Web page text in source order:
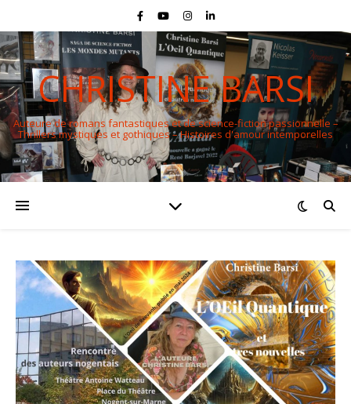
CHRISTINE BARSI
Auteure de romans fantastiques et de science-fiction passionnelle –
Thrillers mystiques et gothiques – Histoires d'amour intemporelles